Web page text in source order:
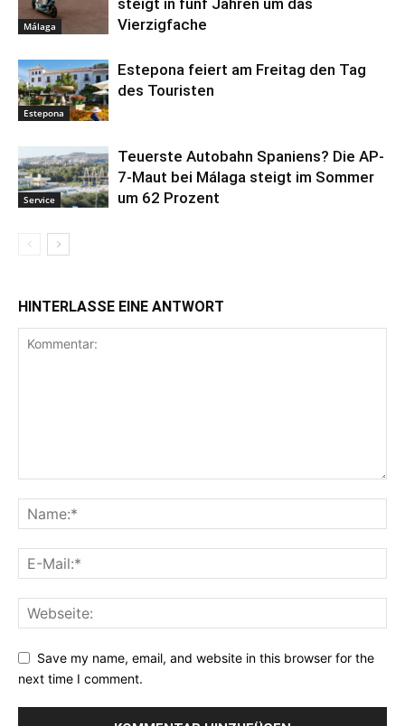
Málaga
Vierzigfache
Estepona
Estepona feiert am Freitag den Tag
des Touristen
Service
Teuerste Autobahn Spaniens? Die AP-
7-Maut bei Málaga steigt im Sommer
um 62 Prozent
HINTERLASSE EINE ANTWORT
Save my name, email, and website in this browser for the
next time I comment.